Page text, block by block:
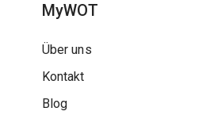
MyWOT
Über uns
Kontakt
Blog